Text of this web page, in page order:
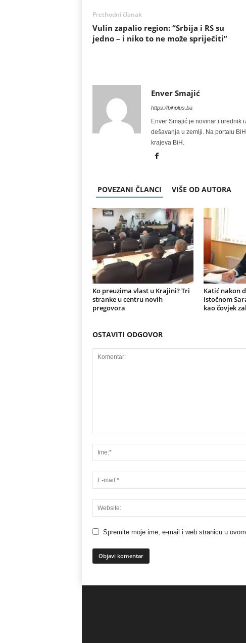
Prethodni članak
Vulin zapalio region: “Srbija i RS su
jedno – i niko to ne može spriječiti”
Enver Smajić
https://bihplus.ba
Enver Smajić je novinar i urednik
dešavanja u zemlji. Na portalu
krajeva BiH.
POVEZANI ČLANCI VIŠE OD AUTORA
Ko preuzima vlast u Krajini? Tri
stranke u centru novih
pregovora
Katić nakon
Istočnom
kao čovjek
OSTAVITI ODGOVOR
Spremite moje ime, e-mail i web stranicu u